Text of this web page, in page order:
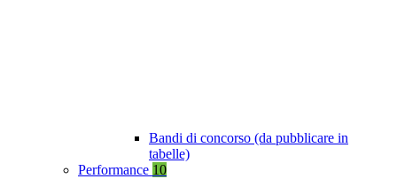
Bandi di concorso (da pubblicare in
tabelle)
Performance 10